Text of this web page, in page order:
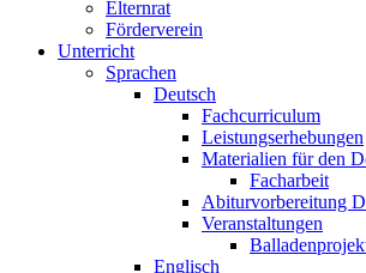
Elternrat
Förderverein
Unterricht
Sprachen
Deutsch
Fachcurriculum
Leistungserhebungen
Materialien für den
Facharbeit
Abiturvorbereitung
Veranstaltungen
Englisch